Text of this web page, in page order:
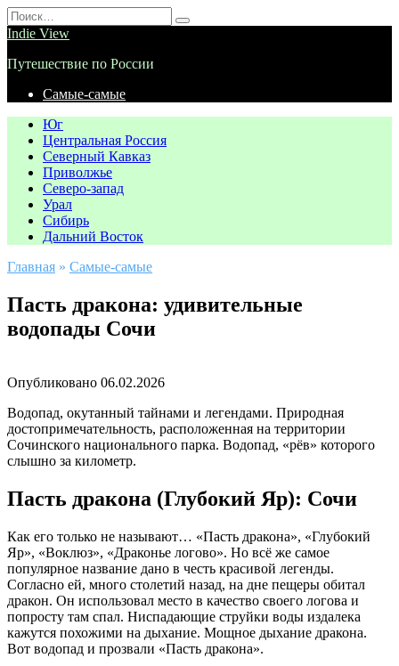
Перейти
к
Search
for:
Indie View
Путешествие по России
Самые-самые
Юг
Центральная Россия
Северный Кавказ
Приволжье
Северо-запад
Урал
Сибирь
Дальний Восток
Главная » Самые-самые
Пасть дракона: удивительные
водопады Сочи
Опубликовано 06.02.2026
Водопад, окутанный тайнами и легендами. Природная
достопримечательность, расположенная на территории
Сочинского национального парка. Водопад, «рёв» которого
слышно за километр.
Пасть дракона (Глубокий Яр): Сочи
Как его только не называют… «Пасть дракона», «Глубокий
Яр», «Воклюз», «Драконье логово». Но всё же самое
популярное название дано в честь красивой легенды.
Согласно ей, много столетий назад, на дне пещеры обитал
дракон. Он использовал место в качество своего логова и
попросту там спал. Ниспадающие струйки воды издалека
кажутся похожими на дыхание. Мощное дыхание дракона.
Вот водопад и прозвали «Пасть дракона».